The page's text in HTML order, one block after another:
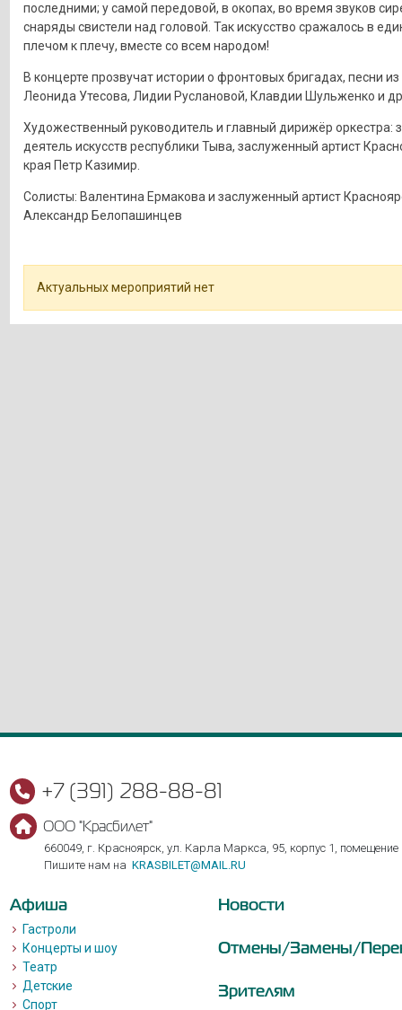
последними; у самой передовой, в окопах, во время звуков
снаряды свистели над головой. Так искусство сражалось в
плечом к плечу, вместе со всем народом!
В концерте прозвучат истории о фронтовых бригадах, песни
Леонида Утесова, Лидии Руслановой, Клавдии Шульженко и
Художественный руководитель и главный дирижёр оркестра:
деятель искусств республики Тыва, заслуженный артист
края Петр Казимир.
Солисты: Валентина Ермакова и заслуженный артист
Александр Белопашинцев
Актуальных мероприятий нет
+7 (391) 288-88-81
ООО "Красбилет"
660049, г. Красноярск, ул. Карла Маркса, 95, корпус 1, помещение
Пишите нам на KRASBILET@MAIL.RU
Афиша
Гастроли
Концерты и шоу
Театр
Детские
Спорт
Новости
Отмены/Замены/
Зрителям